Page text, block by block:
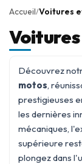
Accueil/Voitures
Découvrez
motos,
prestigieuses
les dernières
mécaniques,
supérieure
plongez dans